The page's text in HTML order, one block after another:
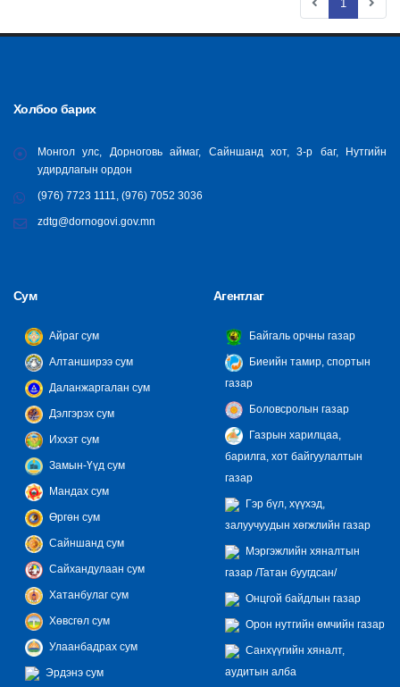
1
Холбоо барих
Монгол улс, Дорноговь аймаг, Сайншанд хот, 3-р баг, Нутгийн
удирдлагын ордон
(976) 7723 1111, (976) 7052 3036
zdtg@dornogovi.gov.mn
Сум
Айраг сум
Алтанширээ сум
Даланжаргалан сум
Дэлгэрэх сум
Иххэт сум
Замын-Үүд сум
Мандах сум
Өргөн сум
Сайншанд сум
Сайхандулаан сум
Хатанбулаг сум
Хөвсгөл сум
Улаанбадрах сум
Эрдэнэ сум
Агентлаг
Байгаль орчны газар
Биеийн тамир, спортын
газар
Боловсролын газар
Газрын харилцаа,
барилга, хот байгуулалтын
газар
Гэр бүл, хүүхэд,
залуучуудын хөгжлийн газар
Мэргэжлийн хяналтын
газар /Татан буугдсан/
Онцгой байдлын газар
Орон нутгийн өмчийн газар
Санхүүгийн хяналт,
аудитын алба